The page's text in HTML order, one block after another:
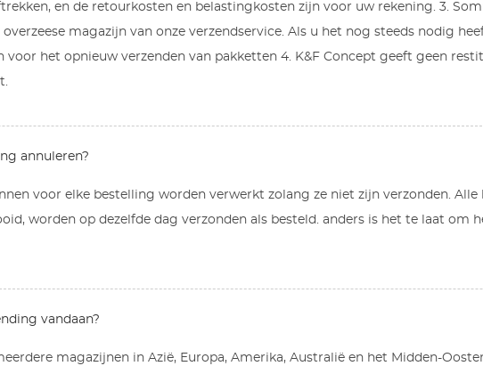
en de retourkosten en belastingkosten zijn voor uw rekening. 3.
magazijn van onze verzendservice. Als u het nog steeds nodig
voor het opnieuw verzenden van pakketten 4. K&F Concept geeft geen
annuleren?
voor elke bestelling worden verwerkt zolang ze niet zijn verzonden. Alle
worden op dezelfde dag verzonden als besteld. anders is het te laat om
vandaan?
magazijnen in Azië, Europa, Amerika, Australië en het Midden-